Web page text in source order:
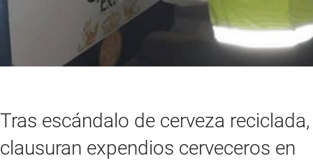
Tras escándalo de cerveza reciclada,
clausuran expendios cerveceros en